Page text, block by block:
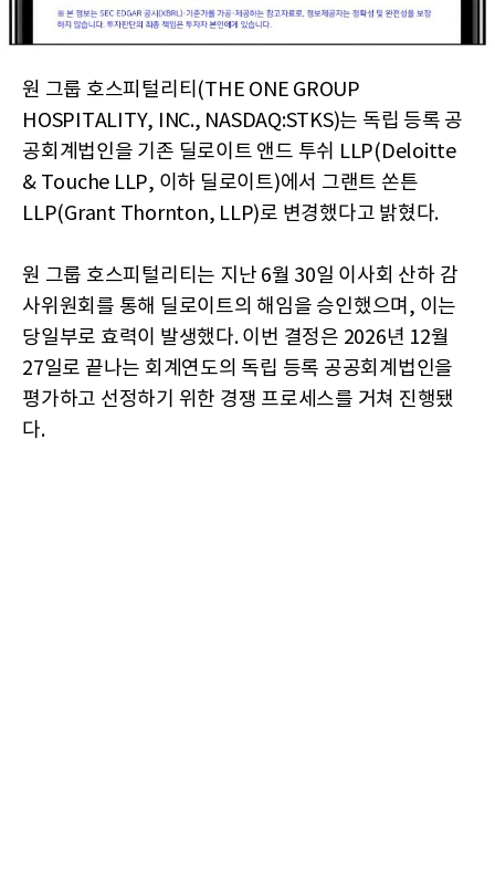
원 그룹 호스피털리티(THE ONE GROUP
HOSPITALITY, INC., NASDAQ:STKS)는 독립 등록 공
공회계법인을 기존 딜로이트 앤드 투쉬 LLP(Deloitte
& Touche LLP, 이하 딜로이트)에서 그랜트 쏜튼
LLP(Grant Thornton, LLP)로 변경했다고 밝혔다.
원 그룹 호스피털리티는 지난 6월 30일 이사회 산하 감
사위원회를 통해 딜로이트의 해임을 승인했으며, 이는
당일부로 효력이 발생했다. 이번 결정은 2026년 12월
27일로 끝나는 회계연도의 독립 등록 공공회계법인을
평가하고 선정하기 위한 경쟁 프로세스를 거쳐 진행됐
다.